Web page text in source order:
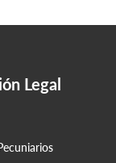
Legal